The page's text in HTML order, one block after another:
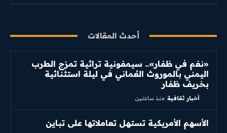
أحدث المقالات
«نغم في ظفار».. سيمفونية تراثية تمزج الطرب
اليمني بالموروث العُماني في ليلة استثنائية
بخريف ظفار
أخبار ثقافية منذ ساعتين
الأسهم الأمريكية تستهل تعاملاتها على تباين